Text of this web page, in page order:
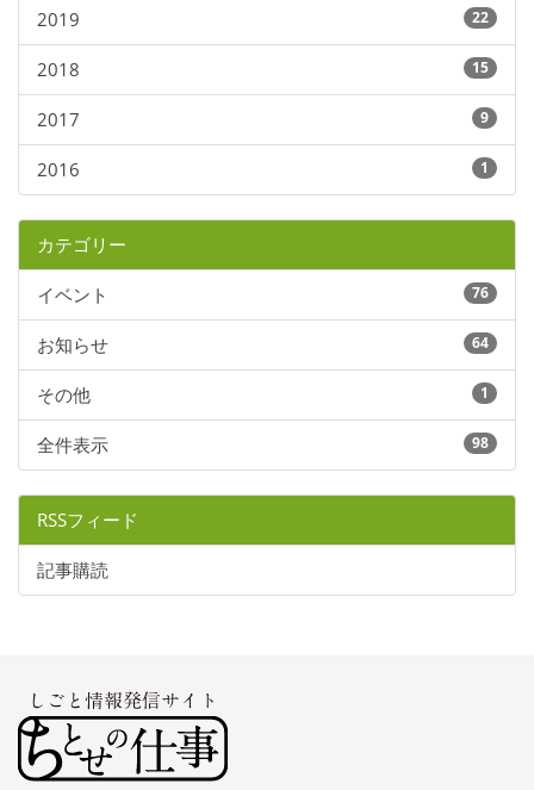
2019 22
2018 15
2017 9
2016 1
カテゴリー
イベント 76
お知らせ 64
その他 1
全件表示 98
RSSフィード
記事購読